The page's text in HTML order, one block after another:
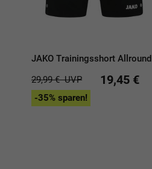
JAKO Trainingsshort Allround
29,99 €UVP 19,45 €
-35% sparen!